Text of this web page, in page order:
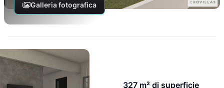
Galleria fotografica
327 m² di superficie